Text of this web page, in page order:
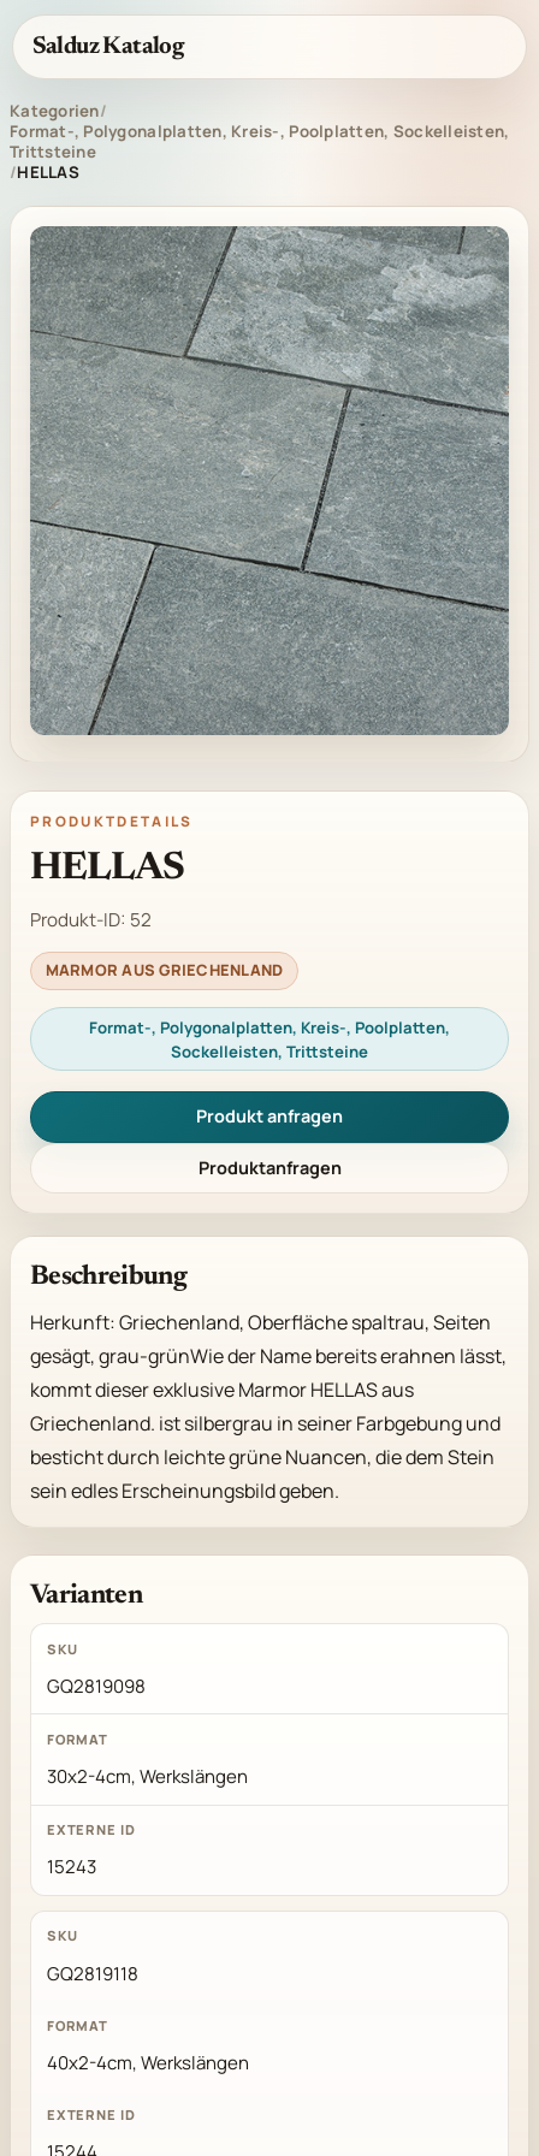
Salduz Katalog
Kategorien/
Format-, Polygonalplatten, Kreis-, Poolplatten, Sockelleisten,
Trittsteine
/HELLAS
PRODUKTDETAILS
HELLAS
Produkt-ID: 52
MARMOR AUS GRIECHENLAND
Format-, Polygonalplatten, Kreis-, Poolplatten,
Sockelleisten, Trittsteine
Produkt anfragen
Produktanfragen
Beschreibung
Herkunft: Griechenland, Oberfläche spaltrau, Seiten
gesägt, grau-grünWie der Name bereits erahnen lässt,
kommt dieser exklusive Marmor HELLAS aus
Griechenland. ist silbergrau in seiner Farbgebung und
besticht durch leichte grüne Nuancen, die dem Stein
sein edles Erscheinungsbild geben.
Varianten
GQ2819098
30x2-4cm, Werkslängen
15243
GQ2819118
40x2-4cm, Werkslängen